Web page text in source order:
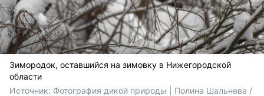
Зимородок, оставшийся на зимовку в Нижегородской
области
Источник: Фотография дикой природы | Полина Шальнева /